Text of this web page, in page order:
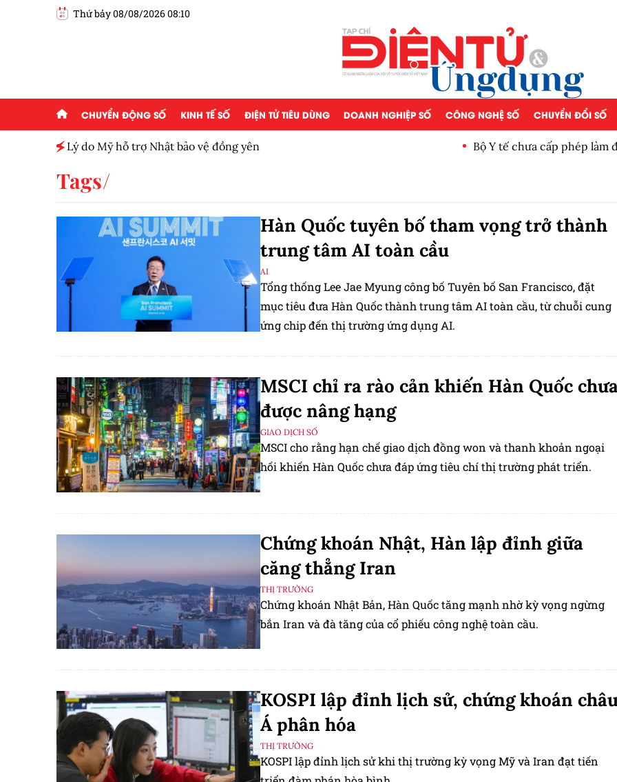
Thứ bảy 08/08/2026 08:10
CHUYỂN ĐỘNG SỐ KINH TẾ SỐ ĐIỆN TỬ TIÊU DÙNG DOANH NGHIỆP SỐ CÔNG NGHỆ SỐ CHUYỂN ĐỔI SỐ
Lý do Mỹ hỗ trợ Nhật bảo vệ đồng yên Bộ Y tế chưa cấp phép làm
Tags
Hàn Quốc tuyên bố tham vọng trở thành
trung tâm AI toàn cầu
AI
Tổng thống Lee Jae Myung công bố Tuyên bố San Francisco, đặt
mục tiêu đưa Hàn Quốc thành trung tâm AI toàn cầu, từ chuỗi cung
ứng chip đến thị trường ứng dụng AI.
MSCI chỉ ra rào cản khiến Hàn Quốc
được nâng hạng
GIAO DỊCH SỐ
MSCI cho rằng hạn chế giao dịch đồng won và thanh khoản ngoại
hối khiến Hàn Quốc chưa đáp ứng tiêu chí thị trường phát triển.
Chứng khoán Nhật, Hàn lập đỉnh giữa
căng thẳng Iran
THỊ TRƯỜNG
Chứng khoán Nhật Bản, Hàn Quốc tăng mạnh nhờ kỳ vọng ngừng
bắn Iran và đà tăng của cổ phiếu công nghệ toàn cầu.
KOSPI lập đỉnh lịch sử, chứng khoán
Á phân hóa
THỊ TRƯỜNG
KOSPI lập đỉnh lịch sử khi thị trường kỳ vọng Mỹ và Iran đạt tiến